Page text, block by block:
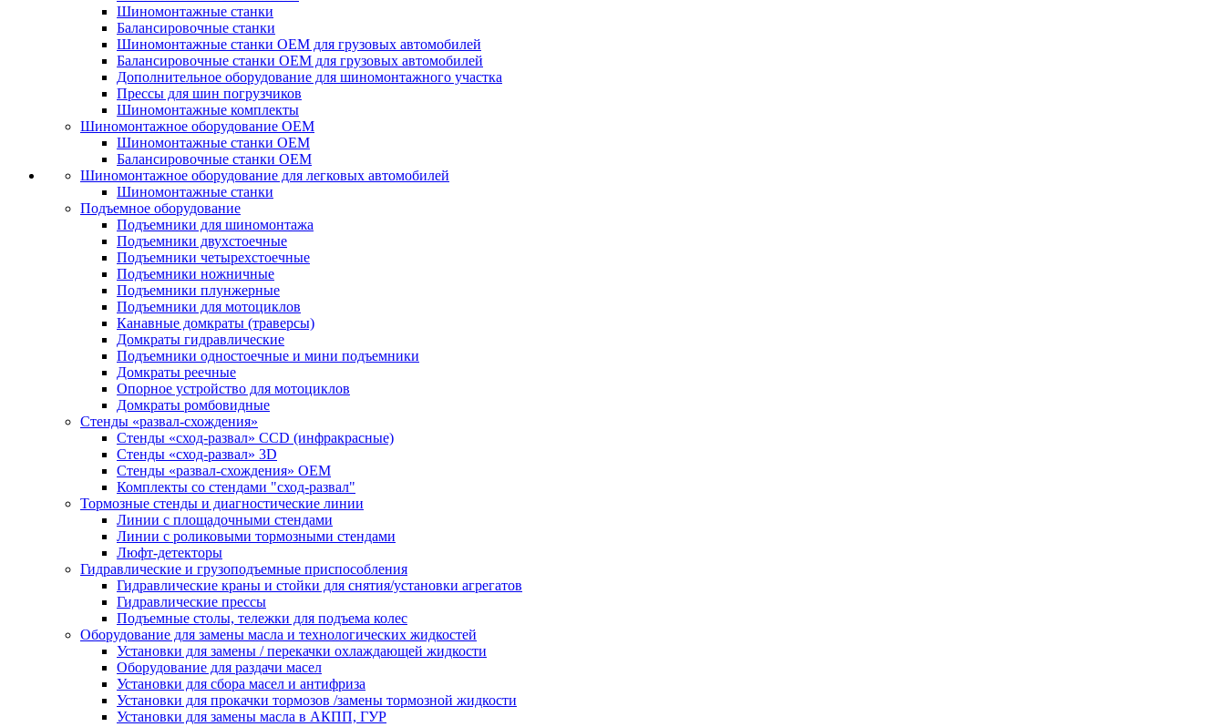
Шиномонтажные станки
Балансировочные станки
Шиномонтажные станки ОЕМ для грузовых автомобилей
Балансировочные станки ОЕМ для грузовых автомобилей
Дополнительное оборудование для шиномонтажного участка
Прессы для шин погрузчиков
Шиномонтажные комплекты
Шиномонтажное оборудование ОЕМ
Шиномонтажные станки ОЕМ
Балансировочные станки ОЕМ
Шиномонтажное оборудование для легковых автомобилей
Шиномонтажные станки
Подъемное оборудование
Подъемники для шиномонтажа
Подъемники двухстоечные
Подъемники четырехстоечные
Подъемники ножничные
Подъемники плунжерные
Подъемники для мотоциклов
Канавные домкраты (траверсы)
Домкраты гидравлические
Подъемники одностоечные и мини подъемники
Домкраты реечные
Опорное устройство для мотоциклов
Домкраты ромбовидные
Стенды «развал-схождения»
Стенды «сход-развал» CCD (инфракрасные)
Стенды «сход-развал» 3D
Стенды «развал-схождения» ОЕМ
Комплекты со стендами "сход-развал"
Тормозные стенды и диагностические линии
Линии с площадочными стендами
Линии с роликовыми тормозными стендами
Люфт-детекторы
Гидравлические и грузоподъемные приспособления
Гидравлические краны и стойки для снятия/установки агрегатов
Гидравлические прессы
Подъемные столы, тележки для подъема колес
Оборудование для замены масла и технологических жидкостей
Установки для замены / перекачки охлаждающей жидкости
Оборудование для раздачи масел
Установки для сбора масел и антифриза
Установки для прокачки тормозов /замены тормозной жидкости
Установки для замены масла в АКПП, ГУР